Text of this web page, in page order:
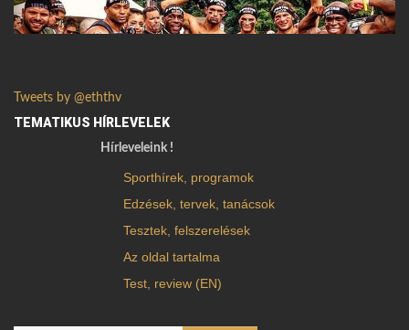
Tweets by @eththv
TEMATIKUS HÍRLEVELEK
Hírleveleink !
Sporthírek, programok
Edzések, tervek, tanácsok
Tesztek, felszerelések
Az oldal tartalma
Test, review (EN)